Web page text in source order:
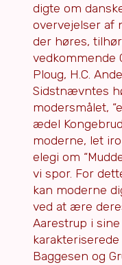
digte om
overvejelser af
der høres,
vedkommende
Ploug, H.C.
Sidstnævntes
modersmålet,
ædel
moderne, let
elegi om
vi spor. For
kan moderne
ved at ære
Aarestrup i
karakteriserede
Baggesen og